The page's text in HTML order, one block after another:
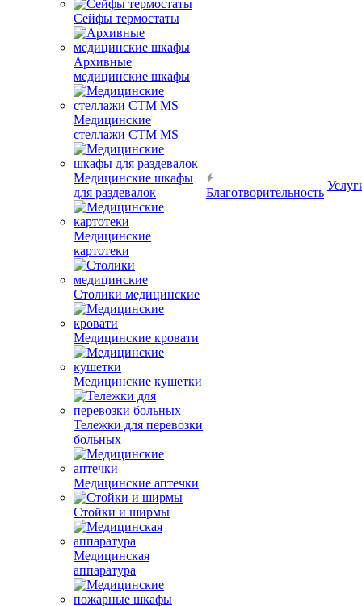
Сейфы термостаты
Архивные
медицинские шкафы
Медицинские
стеллажи CTM MS
Медицинские шкафы
для раздевалок
Медицинские
картотеки
Столики медицинские
Медицинские кровати
Медицинские кушетки
Тележки для перевозки
больных
Медицинские аптечки
Стойки и ширмы
Медицинская
аппаратура
Благотворительность